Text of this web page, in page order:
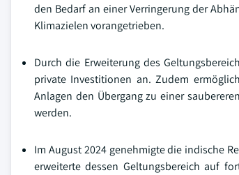
den Bedarf an einer Verringerung der
Klimazielen vorangetrieben.
Durch die Erweiterung des
private Investitionen an. Zudem
Anlagen den Übergang zu einer
werden.
Im August 2024 genehmigte die indische
erweiterte dessen Geltungsbereich auf